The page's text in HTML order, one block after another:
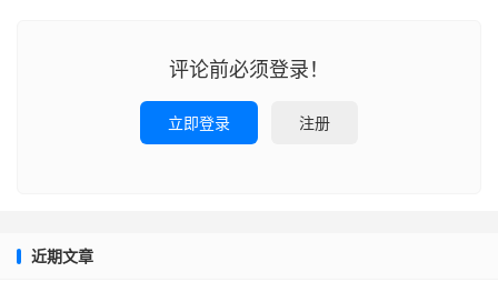
评论前必须登录！
立即登录 注册
近期文章